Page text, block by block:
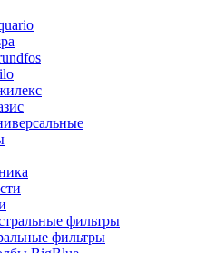
фильтры